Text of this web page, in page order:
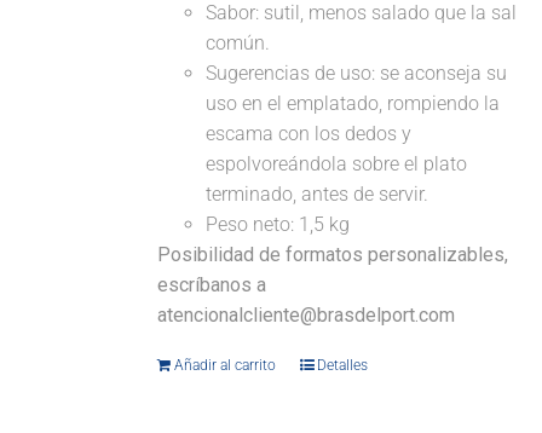
Sabor: sutil, menos salado que la sal
común.
Sugerencias de uso: se aconseja su
uso en el emplatado, rompiendo la
escama con los dedos y
espolvoreándola sobre el plato
terminado, antes de servir.
Peso neto: 1,5 kg
Posibilidad de formatos personalizables,
escríbanos a
atencionalcliente@brasdelport.com
Añadir al carrito Detalles